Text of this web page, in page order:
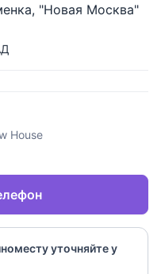
, "Новая Москва"
House
уточняйте у